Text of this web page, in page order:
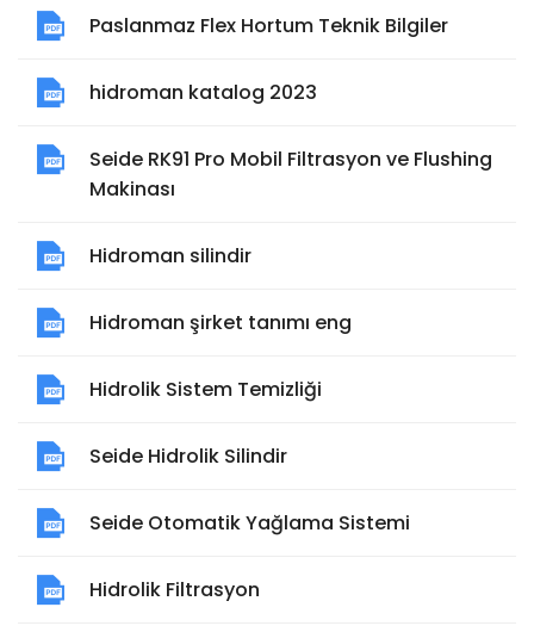
Paslanmaz Flex Hortum Teknik Bilgiler
hidroman katalog 2023
Seide RK91 Pro Mobil Filtrasyon ve Flushing
Makinası
Hidroman silindir
Hidroman şirket tanımı eng
Hidrolik Sistem Temizliği
Seide Hidrolik Silindir
Seide Otomatik Yağlama Sistemi
Hidrolik Filtrasyon